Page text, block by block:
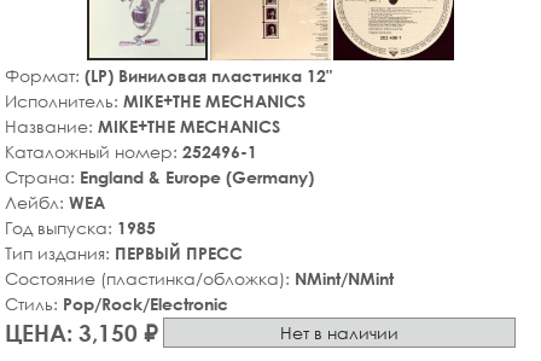
Формат: (LP) Виниловая пластинка 12"
Исполнитель: MIKE+THE MECHANICS
Название: MIKE+THE MECHANICS
Каталожный номер: 252496-1
Страна: England & Europe (Germany)
Лейбл: WEA
Год выпуска: 1985
Тип издания: ПЕРВЫЙ ПРЕСС
Состояние (пластинка/обложка): NMint/NMint
Стиль: Pop/Rock/Electronic
ЦЕНА: 3,150 ₽ Нет в наличии